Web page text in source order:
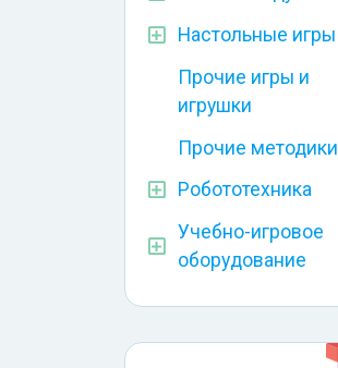
Настольные игры
Прочие игры и
игрушки
Прочие методики
Робототехника
Учебно-игровое
оборудование